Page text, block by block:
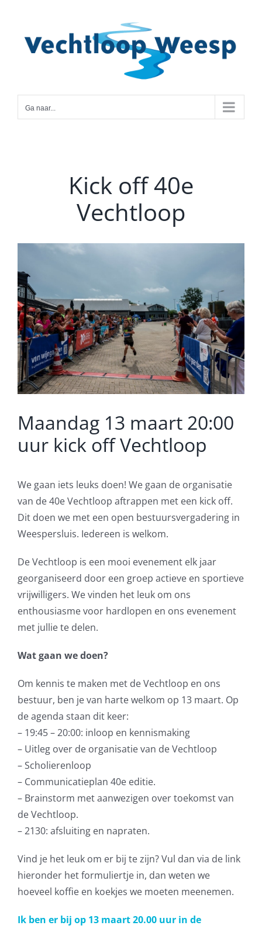
inhoud
Ga naar...
Kick off 40e
Vechtloop
Maandag 13 maart 20:00
uur kick off Vechtloop
We gaan iets leuks doen! We gaan de organisatie
van de 40e Vechtloop aftrappen met een kick off.
Dit doen we met een open bestuursvergadering in
Weespersluis. Iedereen is welkom.
De Vechtloop is een mooi evenement elk jaar
georganiseerd door een groep actieve en sportieve
vrijwilligers. We vinden het leuk om ons
enthousiasme voor hardlopen en ons evenement
met jullie te delen.
Wat gaan we doen?
Om kennis te maken met de Vechtloop en ons
bestuur, ben je van harte welkom op 13 maart. Op
de agenda staan dit keer:
– 19:45 – 20:00: inloop en kennismaking
– Uitleg over de organisatie van de Vechtloop
– Scholierenloop
– Communicatieplan 40e editie.
– Brainstorm met aanwezigen over toekomst van
de Vechtloop.
– 2130: afsluiting en napraten.
Vind je het leuk om er bij te zijn? Vul dan via de link
hieronder het formuliertje in, dan weten we
hoeveel koffie en koekjes we moeten meenemen.
Ik ben er bij op 13 maart 20.00 uur in de